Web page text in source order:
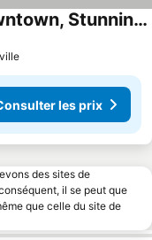
Walk To Picton Harbour, Downtown, Stunning 5-bed, Open Concept, Set On 2 Levels!
les prix
des sites de
il se peut que
que celle du site de